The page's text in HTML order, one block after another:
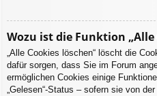
Wozu ist die Funktion „Alle
„Alle Cookies löschen“ löscht die
dafür sorgen, dass Sie im Forum
ermöglichen Cookies einige
„Gelesen“-Status – sofern sie von